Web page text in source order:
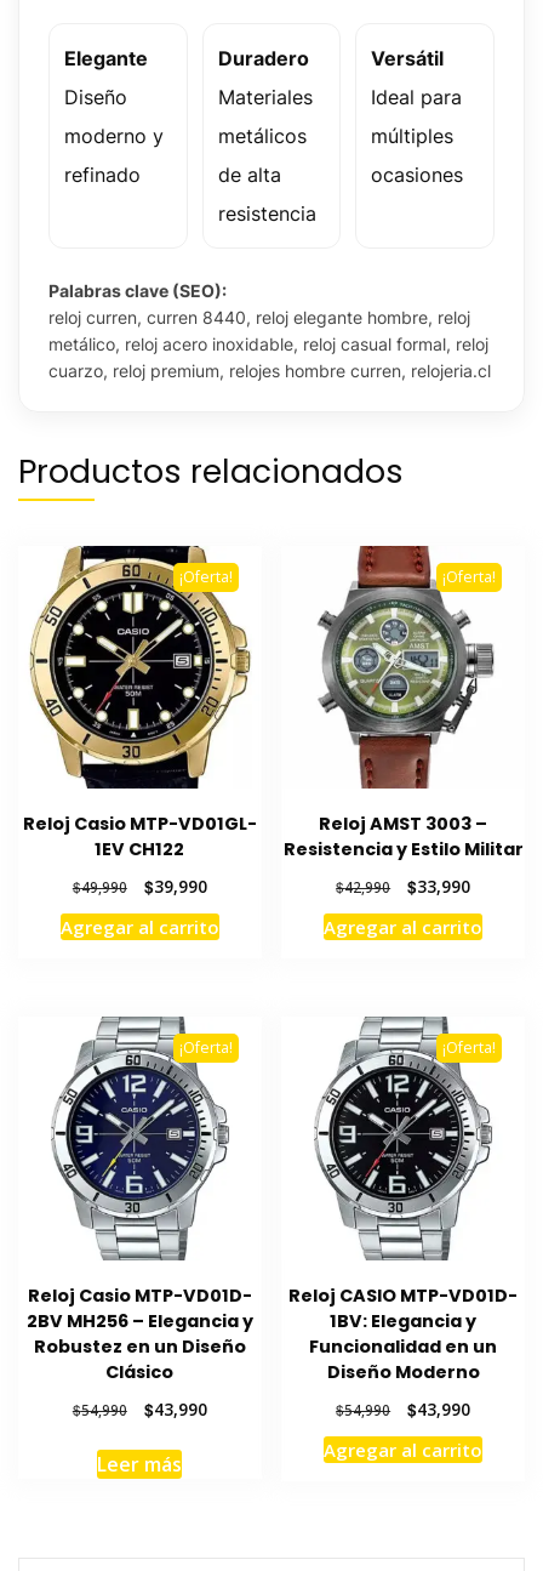
Elegante
Diseño
moderno y
refinado
Duradero
Materiales
metálicos
de alta
resistencia
Versátil
Ideal para
múltiples
ocasiones
Palabras clave (SEO):
reloj curren, curren 8440, reloj elegante hombre, reloj
metálico, reloj acero inoxidable, reloj casual formal, reloj
cuarzo, reloj premium, relojes hombre curren, relojeria.cl
Productos relacionados
¡Oferta!
Reloj Casio MTP-VD01GL-
1EV CH122
$49,990
precio
original
$39,990El
precio
actual
Agregar al carrito
¡Oferta!
Reloj AMST 3003 –
Resistencia y Estilo Militar
$42,990
El
precio
original
$33,990El
precio
actual
Agregar al carrito
¡Oferta!
Reloj Casio MTP-VD01D-
2BV MH256 – Elegancia y
Robustez en un Diseño
Clásico
$54,990
original
era:
$43,990El
Leer más
¡Oferta!
Reloj CASIO MTP-VD01D-
1BV: Elegancia y
Funcionalidad en un
Diseño Moderno
$54,990
El
precio
original
$43,990El
precio
actual
Agregar al carrito